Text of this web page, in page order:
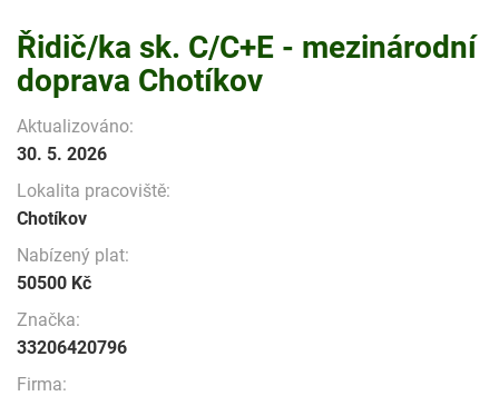
Řidič/ka sk. C/C+E - mezinárodní
doprava Chotíkov
Aktualizováno:
30. 5. 2026
Lokalita pracoviště:
Chotíkov
Nabízený plat:
50500 Kč
Značka:
33206420796
Firma: